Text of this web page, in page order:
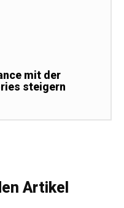
mit der
steigern
Artikel